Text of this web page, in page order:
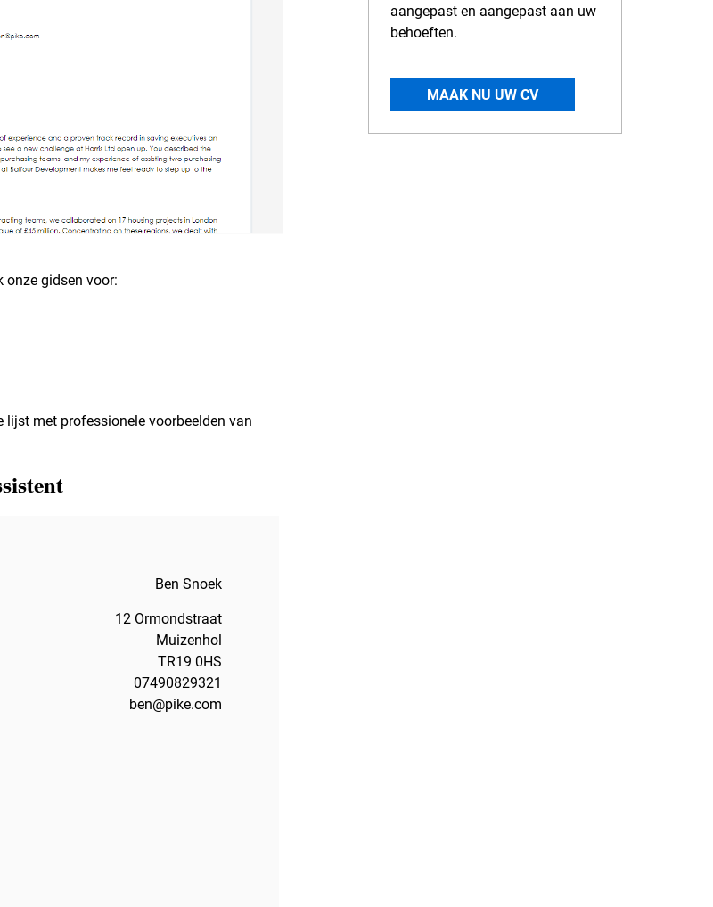
aangepast en aangepast aan uw
behoeften.
MAAK NU UW CV
onze gidsen voor:
met professionele voorbeelden van
Ben Snoek
12 Ormondstraat
Muizenhol
TR19 0HS
07490829321
ben@pike.com